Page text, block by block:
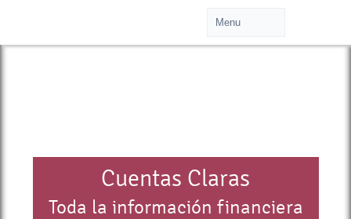
Cuentas Claras
Toda la información financiera